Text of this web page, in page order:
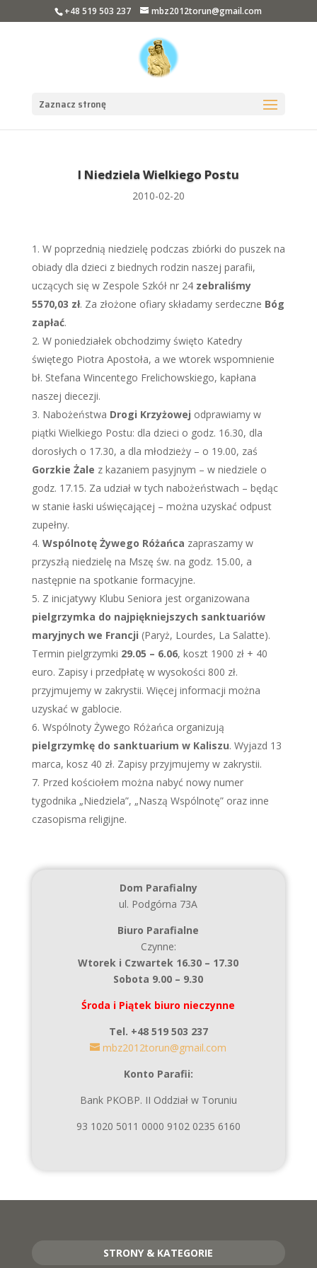
+48 519 503 237 mbz2012torun@gmail.com
Zaznacz stronę
I Niedziela Wielkiego Postu
2010-02-20
W poprzednią niedzielę podczas zbiórki do puszek na
obiady dla dzieci z biednych rodzin naszej parafii,
uczących się w Zespole Szkół nr 24 zebraliśmy
5570,03 zł. Za złożone ofiary składamy serdeczne Bóg
zapłać.
W poniedziałek obchodzimy święto Katedry
świętego Piotra Apostoła, a we wtorek wspomnienie
bł. Stefana Wincentego Frelichowskiego, kapłana
naszej diecezji.
Nabożeństwa Drogi Krzyżowej odprawiamy w
piątki Wielkiego Postu: dla dzieci o godz. 16.30, dla
dorosłych o 17.30, a dla młodzieży – o 19.00, zaś
Gorzkie Żale z kazaniem pasyjnym – w niedziele o
godz. 17.15. Za udział w tych nabożeństwach – będąc
w stanie łaski uświęcającej – można uzyskać odpust
zupełny.
Wspólnotę Żywego Różańca zapraszamy w
przyszłą niedzielę na Mszę św. na godz. 15.00, a
następnie na spotkanie formacyjne.
Z inicjatywy Klubu Seniora jest organizowana
pielgrzymka do najpiękniejszych sanktuariów
maryjnych we Francji (Paryż, Lourdes, La Salatte).
Termin pielgrzymki 29.05 – 6.06, koszt 1900 zł + 40
euro. Zapisy i przedpłatę w wysokości 800 zł.
przyjmujemy w zakrystii. Więcej informacji można
uzyskać w gablocie.
Wspólnoty Żywego Różańca organizują
pielgrzymkę do sanktuarium w Kaliszu. Wyjazd 13
marca, kosz 40 zł. Zapisy przyjmujemy w zakrystii.
Przed kościołem można nabyć nowy numer
tygodnika „Niedziela”, „Naszą Wspólnotę” oraz inne
czasopisma religijne.
Dom Parafialny
ul. Podgórna 73A
Biuro Parafialne
Czynne:
Wtorek i Czwartek 16.30 – 17.30
Sobota 9.00 – 9.30
Środa i Piątek biuro nieczynne
Tel. +48 519 503 237
mbz2012torun@gmail.com
Konto Parafii:
Bank PKOBP. II Oddział w Toruniu
93 1020 5011 0000 9102 0235 6160
STRONY & KATEGORIE